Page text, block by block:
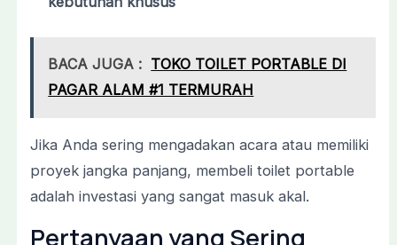
BACA JUGA : TOKO TOILET PORTABLE DI
PAGAR ALAM #1 TERMURAH
Jika Anda sering mengadakan acara atau memiliki
proyek jangka panjang, membeli toilet portable
adalah investasi yang sangat masuk akal.
Pertanyaanyang Sering